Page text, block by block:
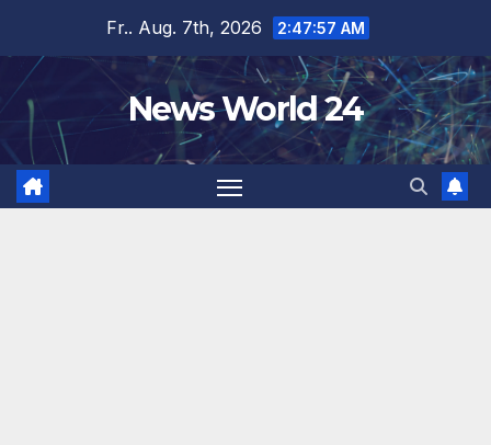
springen
Fr.. Aug. 7th, 2026 2:47:58 AM
News World 24